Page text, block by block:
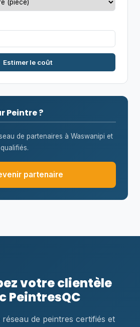
Estimer le coût
Peintre ?
de partenaires à Waswanipi et
partenaire
votre clientèle
PeintresQC
de peintres certifiés et